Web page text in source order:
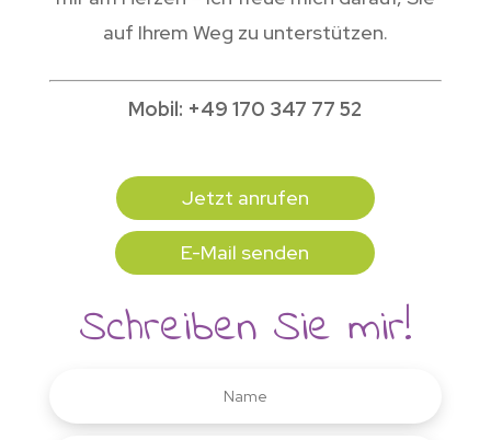
auf Ihrem Weg zu unterstützen.
Mobil: +49 170 347 77 52
Jetzt anrufen
E-Mail senden
Schreiben Sie mir!